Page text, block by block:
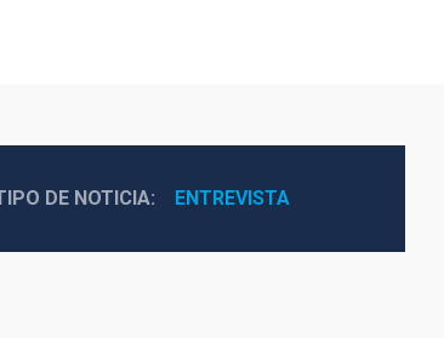
DE NOTICIA ENTREVISTA